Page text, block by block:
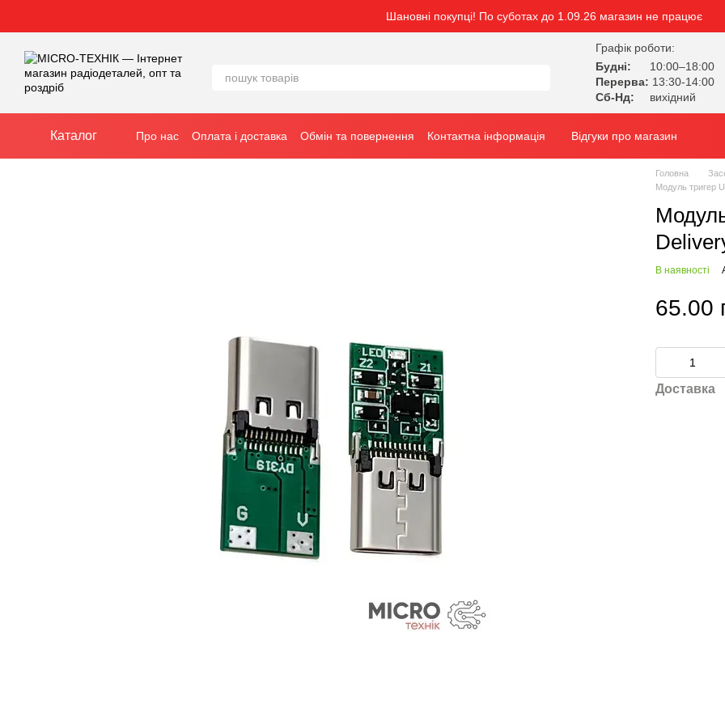
Шановні покупці! По суботах до 1.09.26 магазин не працює
Графік роботи:
Будні:
10:00–18:00
Перерва: 13:30-14:00
Сб-Нд:
вихідний
Каталог Про нас Оплата і доставка Обмін та повернення Контактна інформація Відгуки про магазин
Головна
Модуль тригер
В наявності
65.00
Доставка